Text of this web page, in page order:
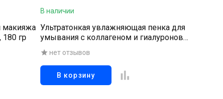
макияжа
180 гр
В наличии
Ультратонкая увлажняющая пенка для
умывания с коллагеном и гиалуроновой
кислотой, 200 мл
нет отзывов
В корзину